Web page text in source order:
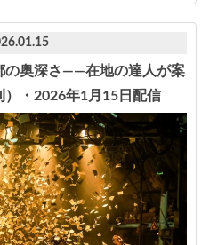
の奥深さ――在地の達人が案
）・2026年1月15日配信